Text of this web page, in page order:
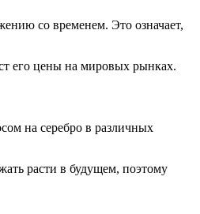
со временем. Это означает,
его цены на мировых рынках.
на серебро в различных
расти в будущем, поэтому